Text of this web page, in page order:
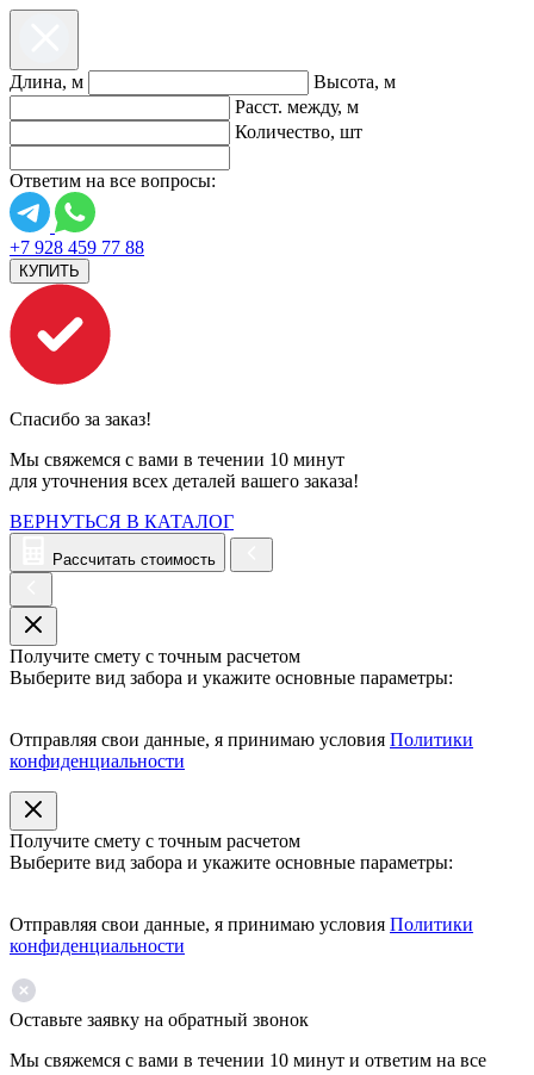
Длина, м
Высота, м
Расст. между, м
Количество, шт
Ответим на все вопросы:
+7 928 459 77 88
КУПИТЬ
Спасибо за заказ!
Мы свяжемся с вами в течении 10 минут
для уточнения всех деталей вашего заказа!
ВЕРНУТЬСЯ В КАТАЛОГ
Рассчитать стоимость
Получите смету с точным расчетом
Выберите вид забора и укажите основные параметры:
Отправляя свои данные, я принимаю условия Политики
конфиденциальности
Получите смету с точным расчетом
Выберите вид забора и укажите основные параметры:
Отправляя свои данные, я принимаю условия Политики
конфиденциальности
Оставьте заявку на обратный звонок
Мы свяжемся с вами в течении 10 минут и ответим на все